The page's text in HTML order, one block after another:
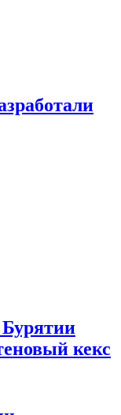
кекс